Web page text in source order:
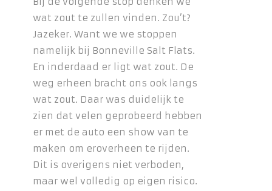
wat zout te zullen vinden. Zou’t?
Jazeker. Want we we stoppen
namelijk bij Bonneville Salt Flats.
En inderdaad er ligt wat zout. De
weg erheen bracht ons ook langs
wat zout. Daar was duidelijk te
zien dat velen geprobeerd hebben
er met de auto een show van te
maken om eroverheen te rijden.
Dit is overigens niet verboden,
maar wel volledig op eigen risico.